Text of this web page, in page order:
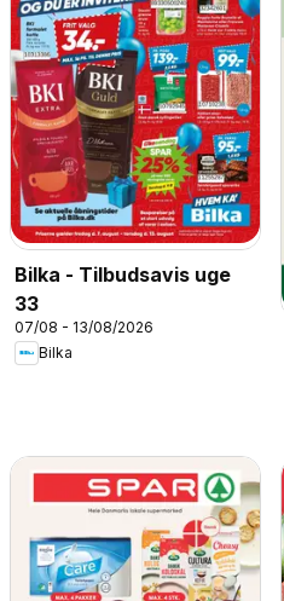
Bilka - Tilbudsavis uge
33
07/08 - 13/08/2026
Bilka